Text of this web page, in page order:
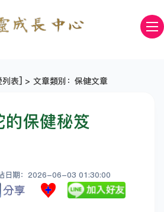
表] > 文章類別：保健文章
的保健秘笈
日期：2026-06-03 01:30:00